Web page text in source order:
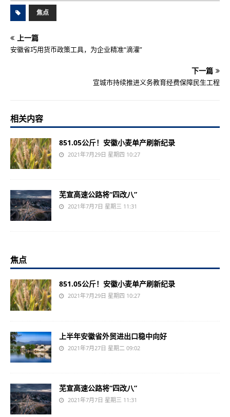
焦点
上一篇
安徽省巧用货币政策工具，为企业精准“滴灌”
下一篇
宣城市持续推进义务教育经费保障民生工程
相关内容
851.05公斤！安徽小麦单产刷新纪录
2021年7月29日 星期四 10:27
芜宣高速公路将“四改八”
2021年7月7日 星期三 11:31
焦点
851.05公斤！安徽小麦单产刷新纪录
2021年7月29日 星期四 10:27
上半年安徽省外贸进出口稳中向好
2021年7月27日 星期二 09:02
芜宣高速公路将“四改八”
2021年7月7日 星期三 11:31